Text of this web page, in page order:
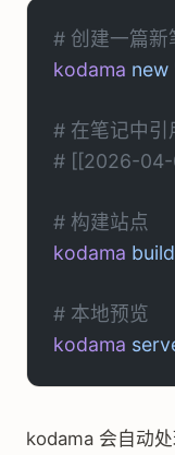
# 创建一篇新
kodama new
# 在笔记中引
# [[2026-04-
# 构建站点
kodama build
# 本地预览
kodama
kodama 会自动